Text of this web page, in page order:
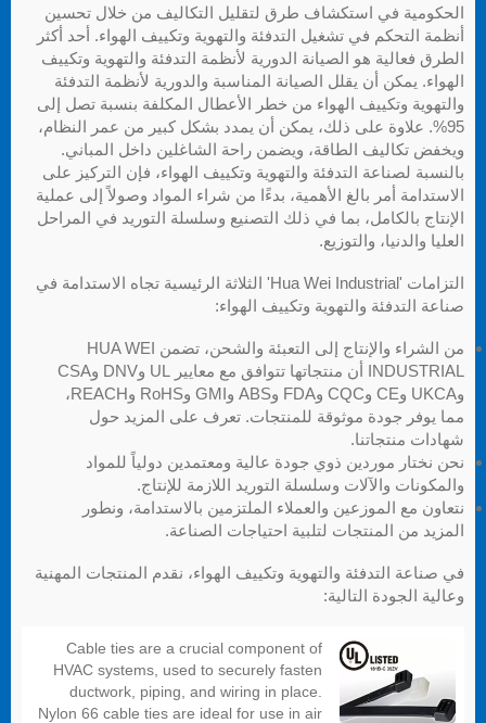
الحكومية في استكشاف طرق لتقليل التكاليف من خلال تحسين
أنظمة التحكم في تشغيل التدفئة والتهوية وتكييف الهواء. أحد أكثر
الطرق فعالية هو الصيانة الدورية لأنظمة التدفئة والتهوية وتكييف
الهواء. يمكن أن يقلل الصيانة المناسبة والدورية لأنظمة التدفئة
والتهوية وتكييف الهواء من خطر الأعطال المكلفة بنسبة تصل إلى
95%. علاوة على ذلك، يمكن أن يمدد بشكل كبير من عمر النظام،
ويخفض تكاليف الطاقة، ويضمن راحة الشاغلين داخل المباني.
بالنسبة لصناعة التدفئة والتهوية وتكييف الهواء، فإن التركيز على
الاستدامة أمر بالغ الأهمية، بدءًا من شراء المواد وصولاً إلى عملية
الإنتاج بالكامل، بما في ذلك التصنيع وسلسلة التوريد في المراحل
العليا والدنيا، والتوزيع.
التزامات 'Hua Wei Industrial' الثلاثة الرئيسية تجاه الاستدامة في
صناعة التدفئة والتهوية وتكييف الهواء:
من الشراء والإنتاج إلى التعبئة والشحن، تضمن HUA WEI
INDUSTRIAL أن منتجاتها تتوافق مع معايير UL وDNV وCSA
وUKCA وCE وCQC وFDA وABS وGMI وRoHS وREACH،
مما يوفر جودة موثوقة للمنتجات. تعرف على المزيد حول
شهادات منتجاتنا.
نحن نختار موردين ذوي جودة عالية ومعتمدين دولياً للمواد
والمكونات والآلات وسلسلة التوريد اللازمة للإنتاج.
نتعاون مع الموزعين والعملاء الملتزمين بالاستدامة، ونطور
المزيد من المنتجات لتلبية احتياجات الصناعة.
في صناعة التدفئة والتهوية وتكييف الهواء، نقدم المنتجات المهنية
وعالية الجودة التالية:
Cable ties are a crucial component of
HVAC systems, used to securely fasten
ductwork, piping, and wiring in place.
Nylon 66 cable ties are ideal for use in air